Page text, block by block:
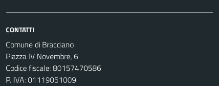
CONTATTI
Comune di Bracciano
Piazza IV Novembre, 6
Codice fiscale: 80157470586
P. IVA: 01119051009